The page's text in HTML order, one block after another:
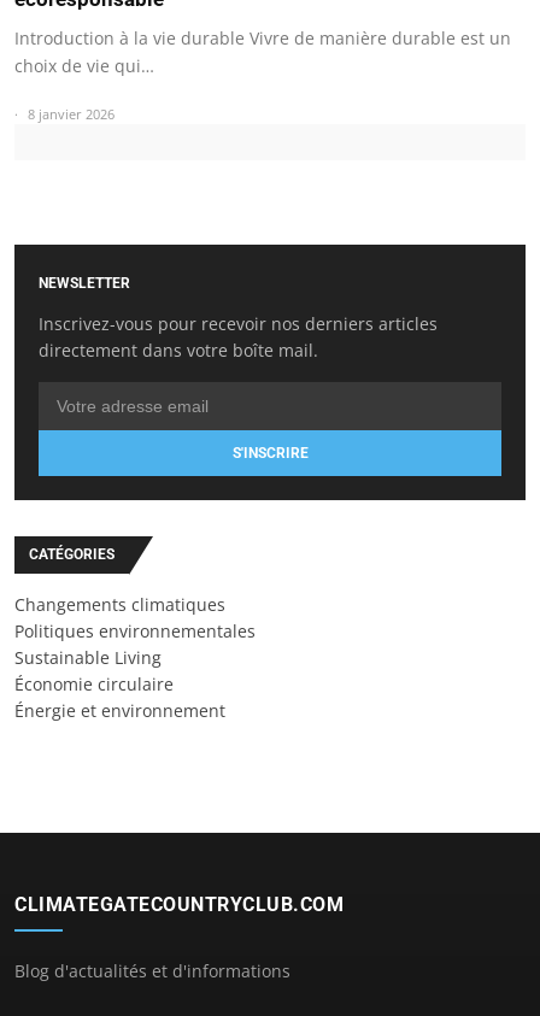
Introduction à la vie durable Vivre de manière durable est un
choix de vie qui…
8 janvier 2026
NEWSLETTER
Inscrivez-vous pour recevoir nos derniers articles
directement dans votre boîte mail.
S'INSCRIRE
CATÉGORIES
Changements climatiques
Politiques environnementales
Sustainable Living
Économie circulaire
Énergie et environnement
CLIMATEGATECOUNTRYCLUB.COM
Blog d'actualités et d'informations